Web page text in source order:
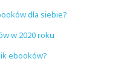
dla siebie?
w 2020 roku
ebooków?